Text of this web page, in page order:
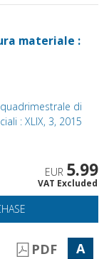
materiale :
di
: XLIX, 3, 2015
EUR 5.99
VAT Excluded
PDF A